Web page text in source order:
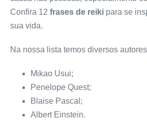
Confira 12 frases de reiki para se
sua vida.
Na nossa lista temos diversos
Mikao Usui;
Penelope Quest;
Blaise Pascal;
Albert Einstein.